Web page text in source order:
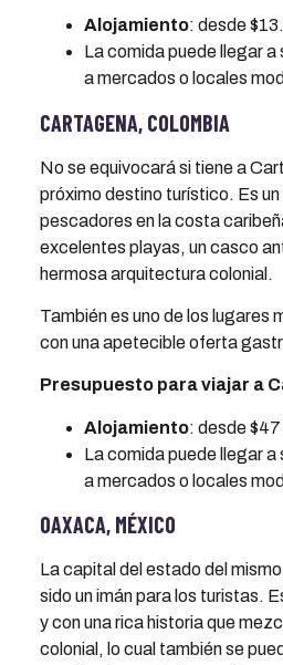
Alojamiento: desde
La comida puede llegar a
a mercados o locales
CARTAGENA, COLOMBIA
No se equivocará si tiene a
próximo destino turístico. Es
pescadores en la costa
excelentes playas, un casco
hermosa arquitectura colonial.
También es uno de los lugares
con una apetecible oferta
Presupuesto para viajar a
Alojamiento: desde $47
La comida puede llegar a
a mercados o locales
OAXACA, MÉXICO
La capital del estado del
sido un imán para los turistas.
y con una rica historia que
colonial, lo cual también se